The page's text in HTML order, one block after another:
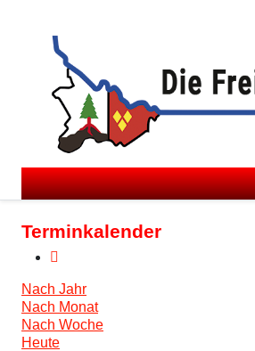
Terminkalender
Nach Jahr
Nach Monat
Nach Woche
Heute